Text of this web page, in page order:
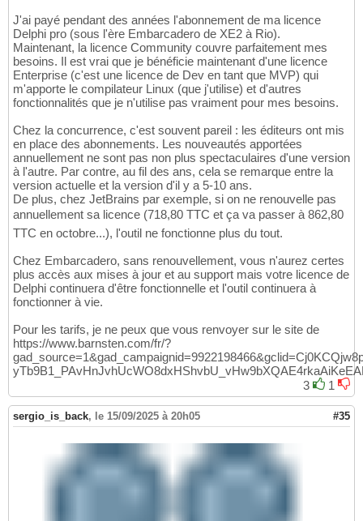
J'ai payé pendant des années l'abonnement de ma licence
Delphi pro (sous l'ère Embarcadero de XE2 à Rio).
Maintenant, la licence Community couvre parfaitement mes
besoins. Il est vrai que je bénéficie maintenant d'une licence
Enterprise (c'est une licence de Dev en tant que MVP) qui
m'apporte le compilateur Linux (que j'utilise) et d'autres
fonctionnalités que je n'utilise pas vraiment pour mes besoins.
Chez la concurrence, c'est souvent pareil : les éditeurs ont mis
en place des abonnements. Les nouveautés apportées
annuellement ne sont pas non plus spectaculaires d'une version
à l'autre. Par contre, au fil des ans, cela se remarque entre la
version actuelle et la version d'il y a 5-10 ans.
De plus, chez JetBrains par exemple, si on ne renouvelle pas
annuellement sa licence (718,80 TTC et ça va passer à 862,80
TTC en octobre...), l'outil ne fonctionne plus du tout.
Chez Embarcadero, sans renouvellement, vous n'aurez certes
plus accès aux mises à jour et au support mais votre licence de
Delphi continuera d'être fonctionnelle et l'outil continuera à
fonctionner à vie.
Pour les tarifs, je ne peux que vous renvoyer sur le site de
https://www.barnsten.com/fr/?
3
1
sergio_is_back, le 15/09/2025 à 20h05 #35